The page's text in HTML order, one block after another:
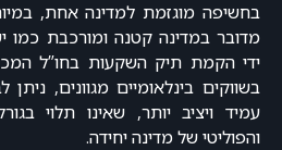
בחשיפה מוגזמת למדינה אחת,
מדובר במדינה קטנה ומורכבת כמו
ידי הקמת תיק השקעות בחו”ל
בשווקים בינלאומיים מגוונים, ניתן
עמיד ויציב יותר, שאינו תלוי
והפוליטי של מדינה יחידה.